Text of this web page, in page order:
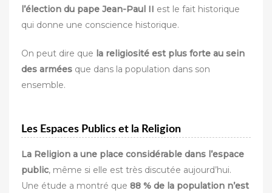
l’élection du pape Jean-Paul II est le fait historique
qui donne une conscience historique.
On peut dire que la religiosité est plus forte au sein
des armées que dans la population dans son
ensemble.
Les Espaces Publics et la Religion
La Religion a une place considérable dans l’espace
public, même si elle est très discutée aujourd’hui.
Une étude a montré que 88 % de la population n’est